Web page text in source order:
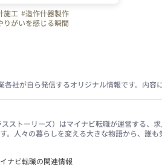
施工 #造作什器製作
りがいを感じる瞬間
各社が自ら発信するオリジナル情報です。内容
ストーリーズ）はマイナビ転職が運営する、
。人々の暮らしを変える大きな物語から、誰
ナビ転職の関連情報